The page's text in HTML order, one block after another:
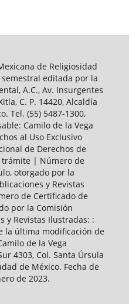
de Religiosidad
editada por la
A.C., Av. Insurgentes
C. P. 14420, Alcaldía
Tel. (55) 5487-1300,
Camilo de la Vega
al Uso Exclusivo
de Derechos de
trámite | Número de
otorgado por la
y Revistas
de Certificado de
por la Comisión
y Revistas Ilustradas: :
la última modificación de
de la Vega
4303, Col. Santa Úrsula
de México. Fecha de
de 2023.